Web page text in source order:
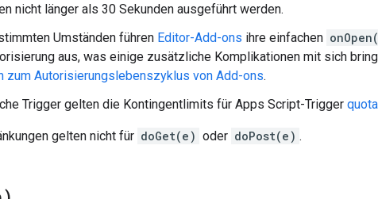
nicht länger als 30 Sekunden ausgeführt werden.
Umständen führen Editor-Add-ons ihre einfachen
aus, was einige zusätzliche Komplikationen mit sich
zum Autorisierungslebenszyklus von Add-ons.
Trigger gelten die Kontingentlimits für Apps Script-Trigger
gelten nicht für doGet(e) oder doPost(e) .